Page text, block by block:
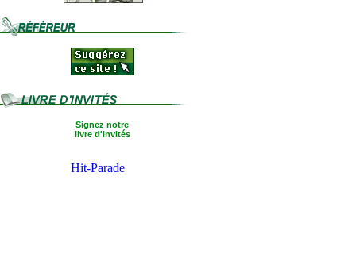
Signez notre
livre d'invités